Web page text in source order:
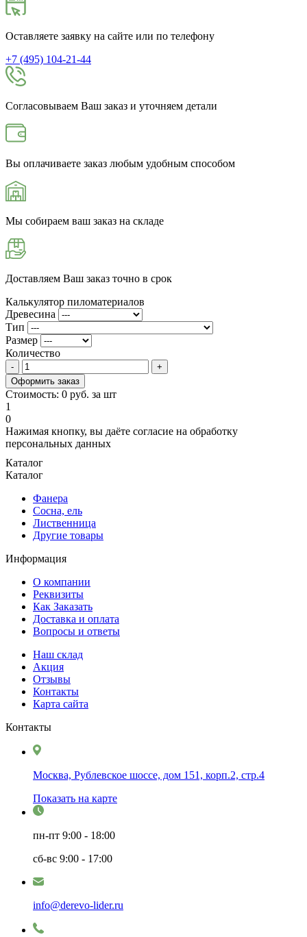
Оставляете заявку на сайте или по телефону
+7 (495) 104-21-44
Согласовываем Ваш заказ и уточняем детали
Вы оплачиваете заказ любым удобным способом
Мы собираем ваш заказ на складе
Доставляем Ваш заказ точно в срок
Калькулятор пиломатериалов
Древесина
Тип
Размер
Количество
Оформить заказ
Стоимость: 0 руб. за шт
1
0
Нажимая кнопку, вы даёте согласие на обработку
персональных данных
Каталог
Каталог
Фанера
Сосна, ель
Лиственница
Другие товары
Информация
О компании
Реквизиты
Как Заказать
Доставка и оплата
Вопросы и ответы
Наш склад
Акция
Отзывы
Контакты
Карта сайта
Контакты
Москва, Рублевское шоссе, дом 151, корп.2, стр.4
Показать на карте
пн-пт 9:00 - 18:00
сб-вс 9:00 - 17:00
info@derevo-lider.ru